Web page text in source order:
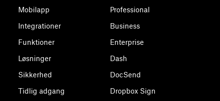
Mobilapp
Integrationer
Funktioner
Løsninger
Sikkerhed
Tidlig adgang
Professional
Business
Enterprise
Dash
DocSend
Dropbox Sign